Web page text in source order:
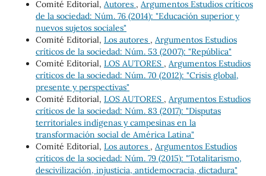
Comité Editorial, Autores , Argumentos Estudios críticos
de la sociedad: Núm. 76 (2014): "Educación superior y
nuevos sujetos sociales"
Comité Editorial, Los autores , Argumentos Estudios
críticos de la sociedad: Núm. 53 (2007): "República"
Comité Editorial, LOS AUTORES , Argumentos Estudios
críticos de la sociedad: Núm. 70 (2012): "Crisis global,
presente y perspectivas"
Comité Editorial, LOS AUTORES , Argumentos Estudios
críticos de la sociedad: Núm. 83 (2017): "Disputas
territoriales indígenas y campesinas en la
transformación social de América Latina"
Comité Editorial, Los autores , Argumentos Estudios
críticos de la sociedad: Núm. 79 (2015): "Totalitarismo,
descivilización, injusticia, antidemocracia, dictadura"